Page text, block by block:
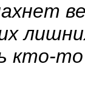
кто-